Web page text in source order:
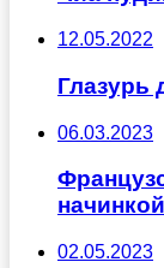
12.05.2022
Глазурь
06.03.2023
начинкой
02.05.2023